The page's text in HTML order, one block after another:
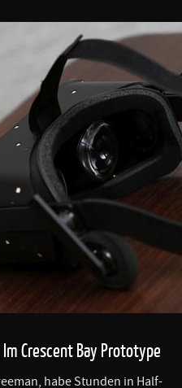
Crescent Bay Prototype
habe Stunden in Half-